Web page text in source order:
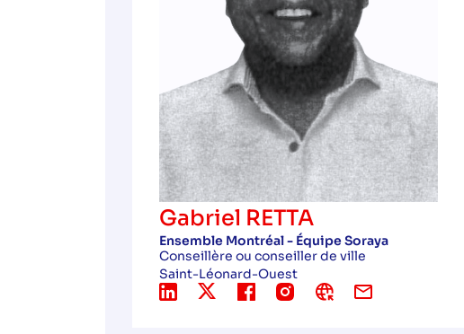
Gabriel RETTA
Ensemble Montréal - Équipe Soraya
Conseillère ou conseiller de ville
Saint-Léonard-Ouest